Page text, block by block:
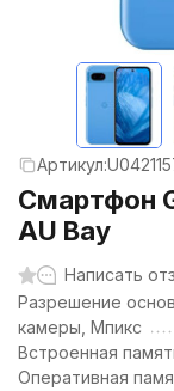
Артикул:
Смартфон
AU Bay
Написать
Разрешение
камеры, Мпикс
Встроенная
Оперативная